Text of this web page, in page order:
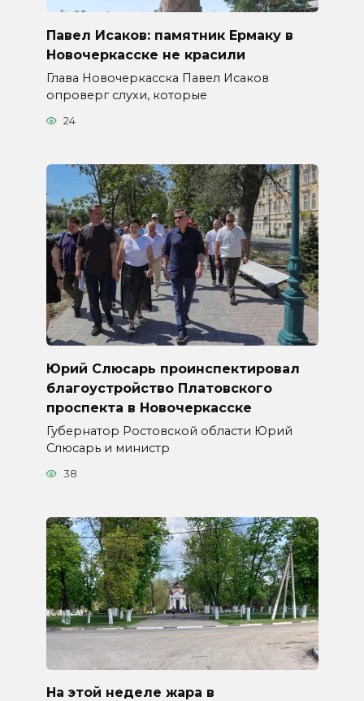
Павел Исаков: памятник Ермаку в
Новочеркасске не красили
Глава Новочеркасска Павел Исаков
опроверг слухи, которые
24
Юрий Слюсарь проинспектировал
благоустройство Платовского
проспекта в Новочеркасске
Губернатор Ростовской области Юрий
Слюсарь и министр
38
На этой неделе жара в